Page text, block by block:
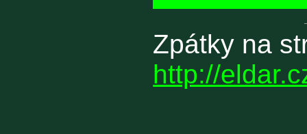
Zpátky na
http://